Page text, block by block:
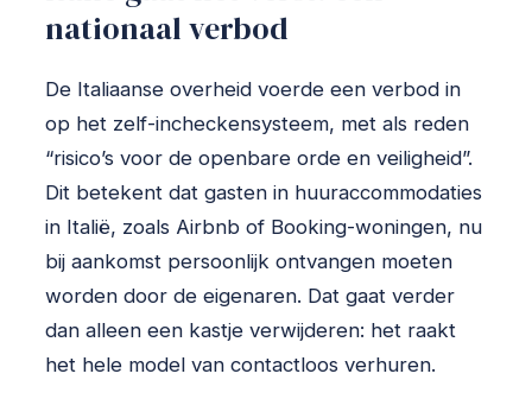
nationaal verbod
De Italiaanse overheid voerde een verbod in
op het zelf-incheckensysteem, met als reden
“risico’s voor de openbare orde en veiligheid”.
Dit betekent dat gasten in huuraccommodaties
in Italië, zoals Airbnb of Booking-woningen, nu
bij aankomst persoonlijk ontvangen moeten
worden door de eigenaren. Dat gaat verder
dan alleen een kastje verwijderen: het raakt
het hele model van contactloos verhuren.